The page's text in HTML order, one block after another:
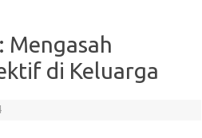
Mengasah
di Keluarga